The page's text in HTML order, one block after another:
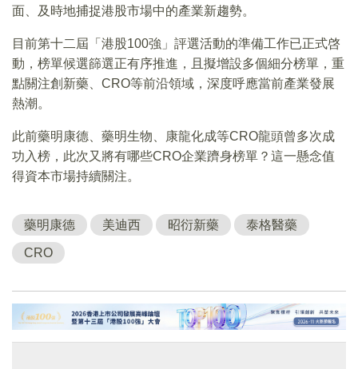
面、及時地捕捉港股市場中的產業新趨勢。
目前第十二屆「港股100強」評選活動的準備工作已正式啓
動，榜單候選篩選正有序推進，且擬增設多個細分榜單，重
點關注創新藥、CRO等前沿領域，深度呼應當前產業發展
熱潮。
此前藥明康德、藥明生物、康龍化成等CRO龍頭曾多次成
功入榜，此次又將有哪些CRO企業躋身榜單？這一懸念值
得資本市場持續關注。
藥明康德 美迪西 昭衍新藥 泰格醫藥
CRO